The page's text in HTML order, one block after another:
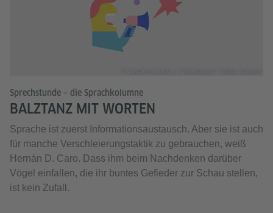
Sprechstunde – die Sprachkolumne
BALZTANZ MIT WORTEN
Sprache ist zuerst Informationsaustausch. Aber sie ist auch
für manche Verschleierungstaktik zu gebrauchen, weiß
Hernán D. Caro. Dass ihm beim Nachdenken darüber
Vögel einfallen, die ihr buntes Gefieder zur Schau stellen,
ist kein Zufall.